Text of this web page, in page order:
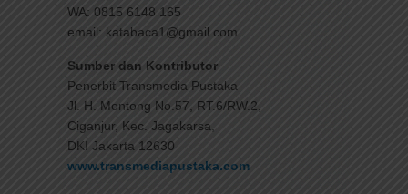
WA: 0815 6148 165
email: katabaca1@gmail.com
Sumber dan Kontributor
Penerbit Transmedia Pustaka
Jl. H. Montong No.57, RT.6/RW.2,
Ciganjur, Kec. Jagakarsa,
DKI Jakarta 12630
www.transmediapustaka.com